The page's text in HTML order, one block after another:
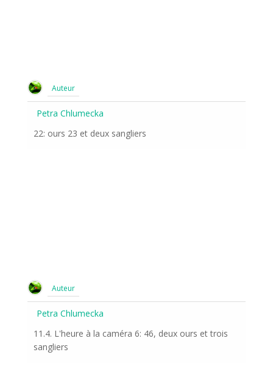
Auteur
Petra Chlumecka
22: ours 23 et deux sangliers
Auteur
Petra Chlumecka
11.4. L'heure à la caméra 6: 46, deux ours et trois
sangliers